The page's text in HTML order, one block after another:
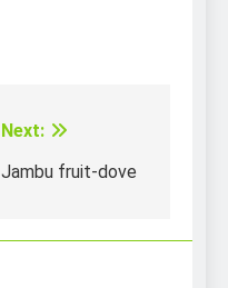
Next:
Jambu fruit-dove